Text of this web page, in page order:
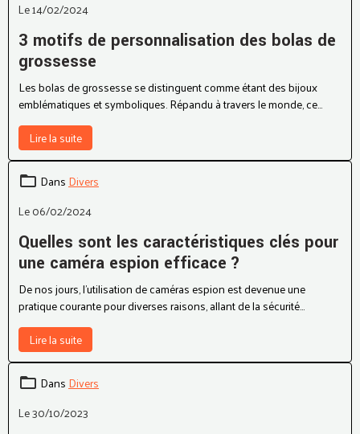
3 motifs de personnalisation des bolas de
grossesse
Les bolas de grossesse se distinguent comme étant des bijoux
emblématiques et symboliques. Répandu à travers le monde, ce
collier spécial renferme une petite boule qui émet un son apaisant
pour le bébé. Comme tous bijoux, les bolas de grossesse peuvent
être personnalisés à volonté. Voici 3 motifs de personnalisation des
bolas de grossesse.
Lire la suite
Quelles sont les caractéristiques clés pour
une caméra espion efficace ?
De nos jours, l’utilisation de caméras espion est devenue une
pratique courante pour diverses raisons, allant de la sécurité
personnelle à la surveillance discrète. Cependant, le marché regorge
de choix, ce qui peut rendre difficile la sélection de la caméra espion
idéale. Afin de vous orienter dans cette quête, découvrez ici quelques
caractéristiques qui distinguent une caméra espion efficace.
Lire la suite